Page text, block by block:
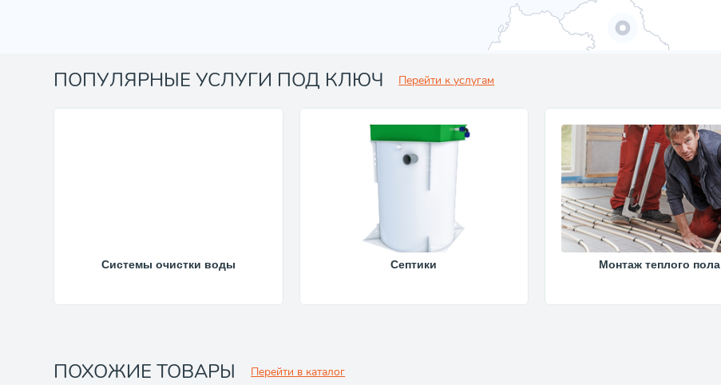
ПОПУЛЯРНЫЕ УСЛУГИ ПОД КЛЮЧ Перейти к услугам
Системы очистки воды Септики Монтаж теплого пола
ПОХОЖИЕ ТОВАРЫ Перейти в каталог